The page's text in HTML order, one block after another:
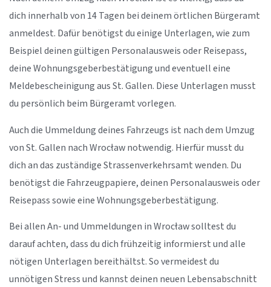
dich innerhalb von 14 Tagen bei deinem örtlichen Bürgeramt
anmeldest. Dafür benötigst du einige Unterlagen, wie zum
Beispiel deinen gültigen Personalausweis oder Reisepass,
deine Wohnungsgeberbestätigung und eventuell eine
Meldebescheinigung aus St. Gallen. Diese Unterlagen musst
du persönlich beim Bürgeramt vorlegen.
Auch die Ummeldung deines Fahrzeugs ist nach dem Umzug
von St. Gallen nach Wrocław notwendig. Hierfür musst du
dich an das zuständige Strassenverkehrsamt wenden. Du
benötigst die Fahrzeugpapiere, deinen Personalausweis oder
Reisepass sowie eine Wohnungsgeberbestätigung.
Bei allen An- und Ummeldungen in Wrocław solltest du
darauf achten, dass du dich frühzeitig informierst und alle
nötigen Unterlagen bereithältst. So vermeidest du
unnötigen Stress und kannst deinen neuen Lebensabschnitt